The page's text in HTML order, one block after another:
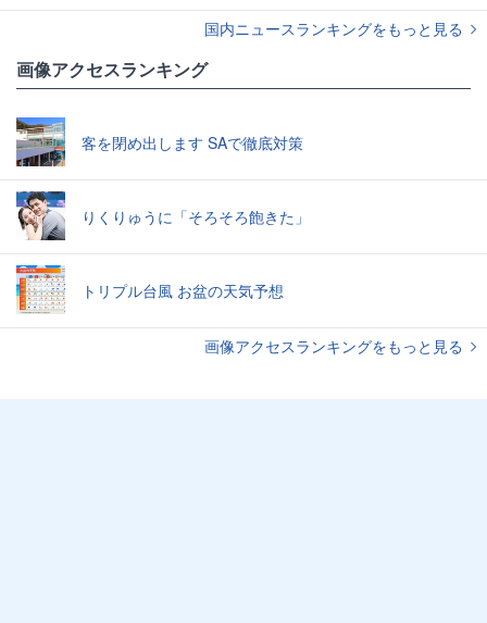
国内ニュースランキングをもっと見る
画像アクセスランキング
客を閉め出します SAで徹底対策
りくりゅうに「そろそろ飽きた」
トリプル台風 お盆の天気予想
画像アクセスランキングをもっと見る